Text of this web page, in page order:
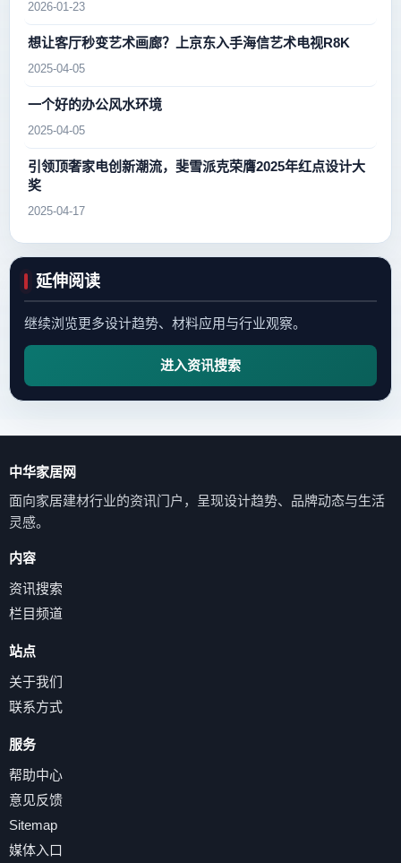
2026-01-23
想让客厅秒变艺术画廊？上京东入手海信艺术电视R8K
2025-04-05
一个好的办公风水环境
2025-04-05
引领顶奢家电创新潮流，斐雪派克荣膺2025年红点设计大
奖
2025-04-17
延伸阅读
继续浏览更多设计趋势、材料应用与行业观察。
进入资讯搜索
中华家居网
面向家居建材行业的资讯门户，呈现设计趋势、品牌动态与生活
灵感。
内容
资讯搜索
栏目频道
站点
关于我们
联系方式
服务
帮助中心
意见反馈
Sitemap
媒体入口